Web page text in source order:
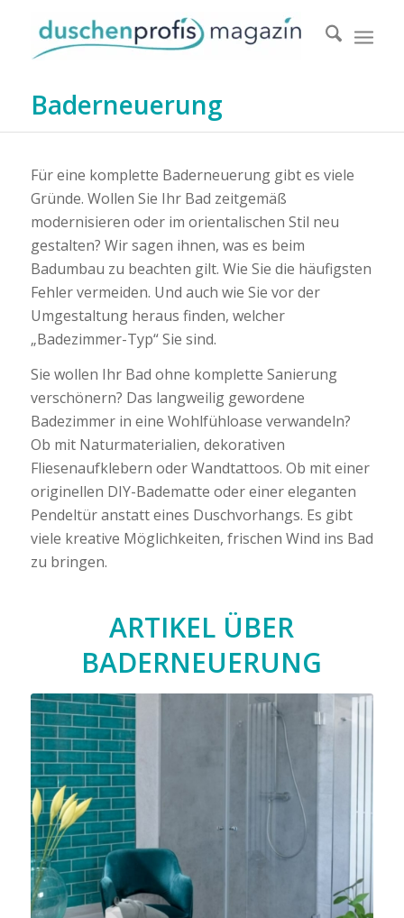
Baderneuerung
Für eine komplette Baderneuerung gibt es viele
Gründe. Wollen Sie Ihr Bad zeitgemäß
modernisieren oder im orientalischen Stil neu
gestalten? Wir sagen ihnen, was es beim
Badumbau zu beachten gilt. Wie Sie die häufigsten
Fehler vermeiden. Und auch wie Sie vor der
Umgestaltung heraus finden, welcher
„Badezimmer-Typ“ Sie sind.
Sie wollen Ihr Bad ohne komplette Sanierung
verschönern? Das langweilig gewordene
Badezimmer in eine Wohlfühloase verwandeln?
Ob mit Naturmaterialien, dekorativen
Fliesenaufklebern oder Wandtattoos. Ob mit einer
originellen DIY-Badematte oder einer eleganten
Pendeltür anstatt eines Duschvorhangs. Es gibt
viele kreative Möglichkeiten, frischen Wind ins Bad
zu bringen.
ARTIKEL ÜBER
BADERNEUERUNG